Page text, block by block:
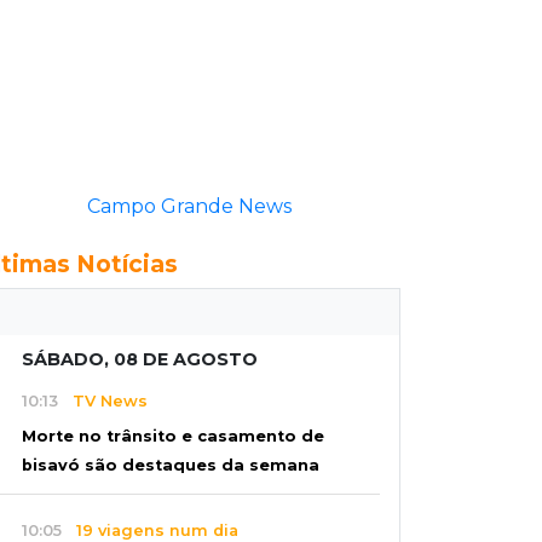
Campo Grande News
Notícias
SÁBADO, 08 DE AGOSTO
10:13 TV News
Morte no trânsito e casamento de
bisavó são destaques da semana
10:05 19 viagens num dia